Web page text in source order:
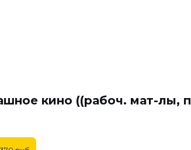
кино ((рабоч. мат-лы,